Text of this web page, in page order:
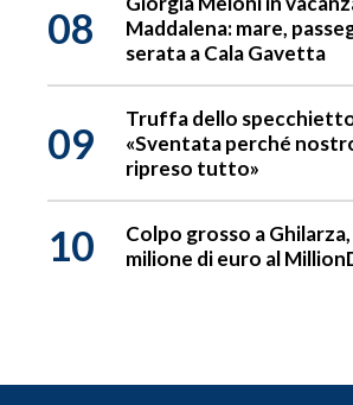
08
Maddalena: mare,
serata a Cala Gavetta
09
Truffa dello specchietto
«Sventata perché
ripreso tutto»
10
Colpo grosso a
milione di euro al